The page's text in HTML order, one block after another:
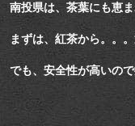
南投県は、茶葉にも恵
まずは、紅茶から。。
でも、安全性が高いの